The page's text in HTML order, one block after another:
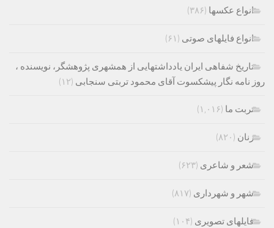
انواع عکسها (۳۸۶)
انواع فایلهای صوتی (۶۱)
تاریخ شفاهی ایران یادداشتهایی از همشهری پژوهشگر، نویسنده ،
روز نامه نگار پیشکسوت آقای محمود تربتی سنجابی (۱۲)
تربت ما (۱,۰۱۶)
زنان (۸۲۰)
شعر و شاعری (۶۲۳)
شهر و شهرداری (۸۱۷)
فایلهای تصویری (۱۰۴)